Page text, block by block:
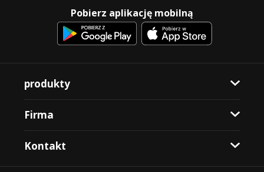
Pobierz aplikację mobilną
produkty
Firma
Kontakt